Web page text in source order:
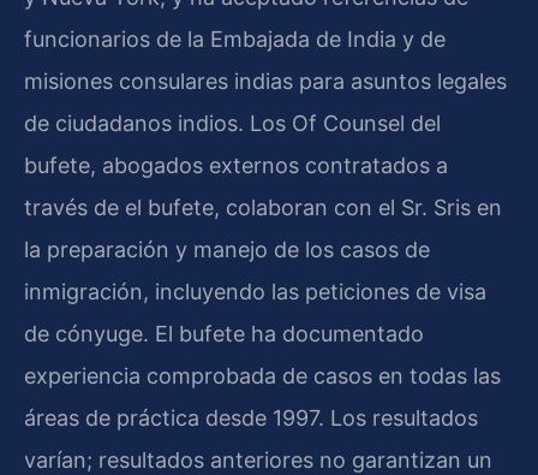
funcionarios de la Embajada de India y de
misiones consulares indias para asuntos legales
de ciudadanos indios. Los Of Counsel del
bufete, abogados externos contratados a
través de el bufete, colaboran con el Sr. Sris en
la preparación y manejo de los casos de
inmigración, incluyendo las peticiones de visa
de cónyuge. El bufete ha documentado
experiencia comprobada de casos en todas las
áreas de práctica desde 1997. Los resultados
varían; resultados anteriores no garantizan un